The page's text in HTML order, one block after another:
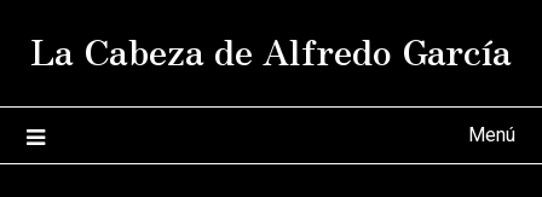
La Cabeza de Alfredo García
Menú